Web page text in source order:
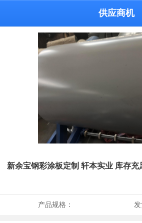
供应商机
新余宝钢彩涂板定制 轩本实业 库存充
产品规格：